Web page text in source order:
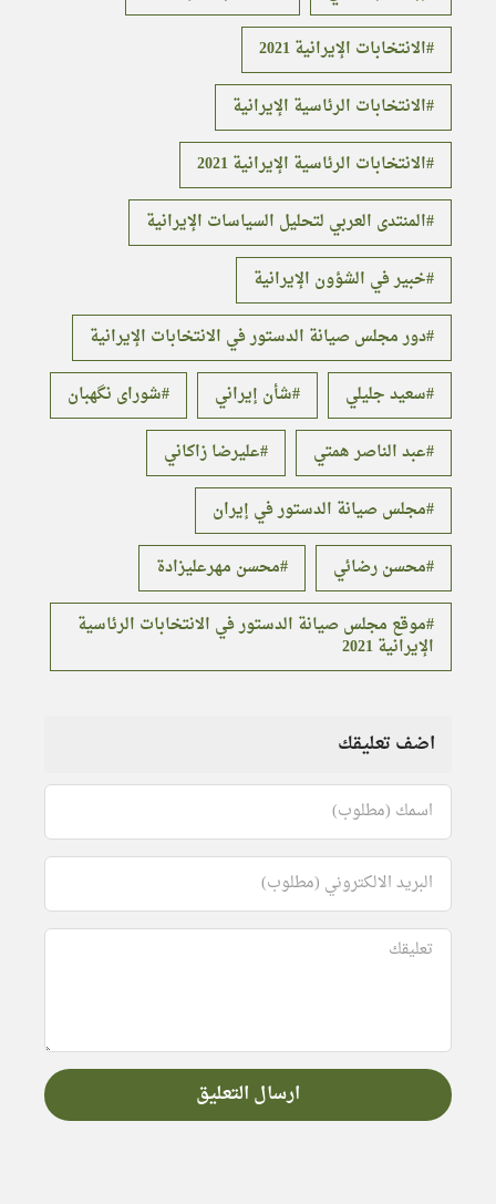
الانتخابات الإيرانية 2021
الانتخابات الرئاسية الإيرانية
الانتخابات الرئاسية الإيرانية 2021
المنتدى العربي لتحليل السياسات الإيرانية
خبير في الشؤون الإيرانية
دور مجلس صيانة الدستور في الانتخابات الإيرانية
سعيد جليلي
شأن إيراني
شورای نگهبان
عبد الناصر همتي
عليرضا زاكاني
مجلس صيانة الدستور في إيران
محسن رضائي
محسن مهرعليزادة
موقع مجلس صيانة الدستور في الانتخابات الرئاسية
الإيرانية 2021
اضف تعليقك